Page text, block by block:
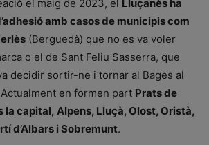
el maig de 2023, el Lluçanès ha
amb casos de municipis com
(Berguedà) que no es va voler
o el de Sant Feliu Sasserra, que
decidir sortir-ne i tornar al Bages al
en formen part Prats de
la capital, Alpens, Lluçà, Olost, Oristà,
d’Albars i Sobremunt.